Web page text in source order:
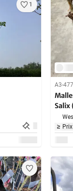
1
A3-
Salix